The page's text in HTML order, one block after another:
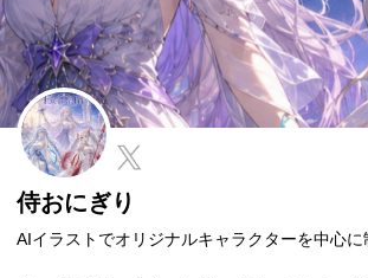
侍おにぎり
AIイラストでオリジナルキャラクターを中心に